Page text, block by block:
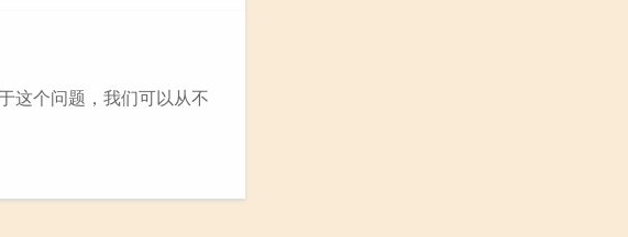
这个问题，我们可以从不